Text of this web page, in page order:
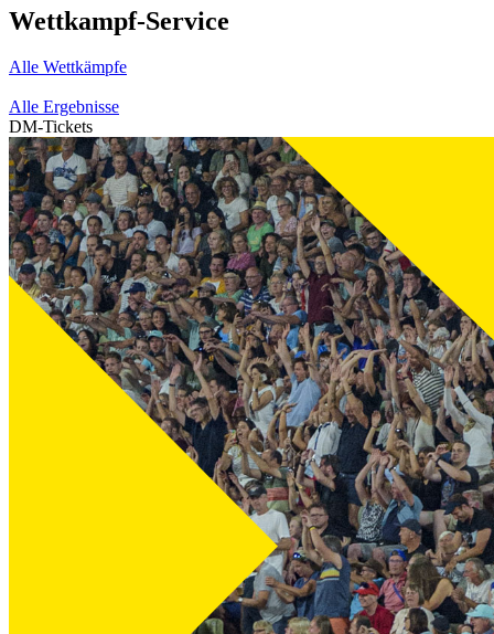
Wettkampf-Service
Alle Wettkämpfe
Alle Ergebnisse
DM-Tickets